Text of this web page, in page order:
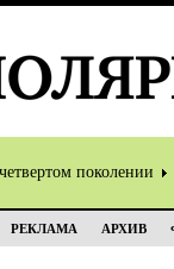
поколении
РЕКЛАМА АРХИВ